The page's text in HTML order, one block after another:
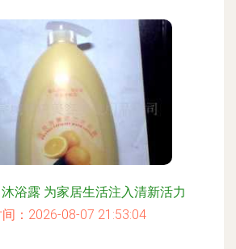
浴露 为家居生活注入清新活力
：2026-08-07 21:53:04